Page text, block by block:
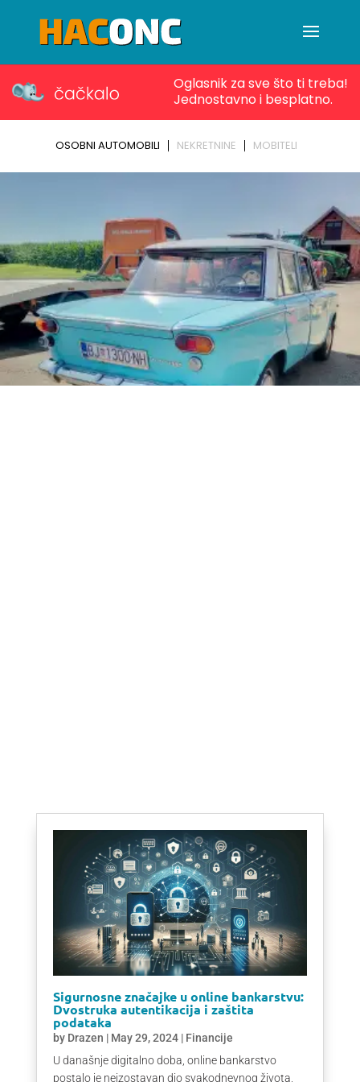
Sigurnosne značajke u online bankarstvu:
Dvostruka autentikacija i zaštita
podataka
by Drazen | May 29, 2024| Financije
U današnje digitalno doba, online bankarstvo
postalo je neizostavan dio svakodnevnog života,